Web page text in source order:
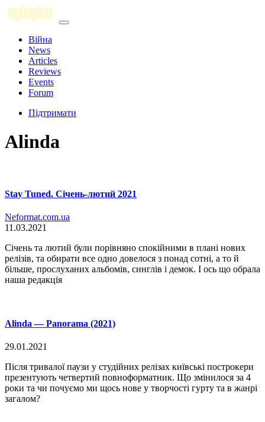
Війна
News
Articles
Reviews
Events
Forum
Підтримати
Alinda
Stay Tuned. Січень-лютий 2021
Neformat.com.ua
11.03.2021
Січень та лютий були порівняно спокійними в плані нових
релізів, та обирати все одно довелося з понад сотні, а то й
більше, прослуханих альбомів, синглів і демок. І ось що обрала
наша редакція
Alinda — Panorama (2021)
29.01.2021
Після тривалої паузи у студійних релізах київські построкери
презентують четвертий повноформатник. Що змінилося за 4
роки та чи почуємо ми щось нове у творчості гурту та в жанрі
загалом?